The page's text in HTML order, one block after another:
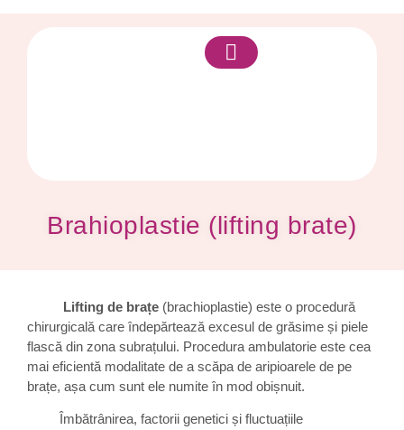
Brahioplastie (lifting brate)
Lifting de brațe (brachioplastie) este o procedură
chirurgicală care îndepărtează excesul de grăsime și piele
flască din zona subrațului. Procedura ambulatorie este cea
mai eficientă modalitate de a scăpa de aripioarele de pe
brațe, așa cum sunt ele numite în mod obișnuit.
Îmbătrânirea, factorii genetici și fluctuațiile